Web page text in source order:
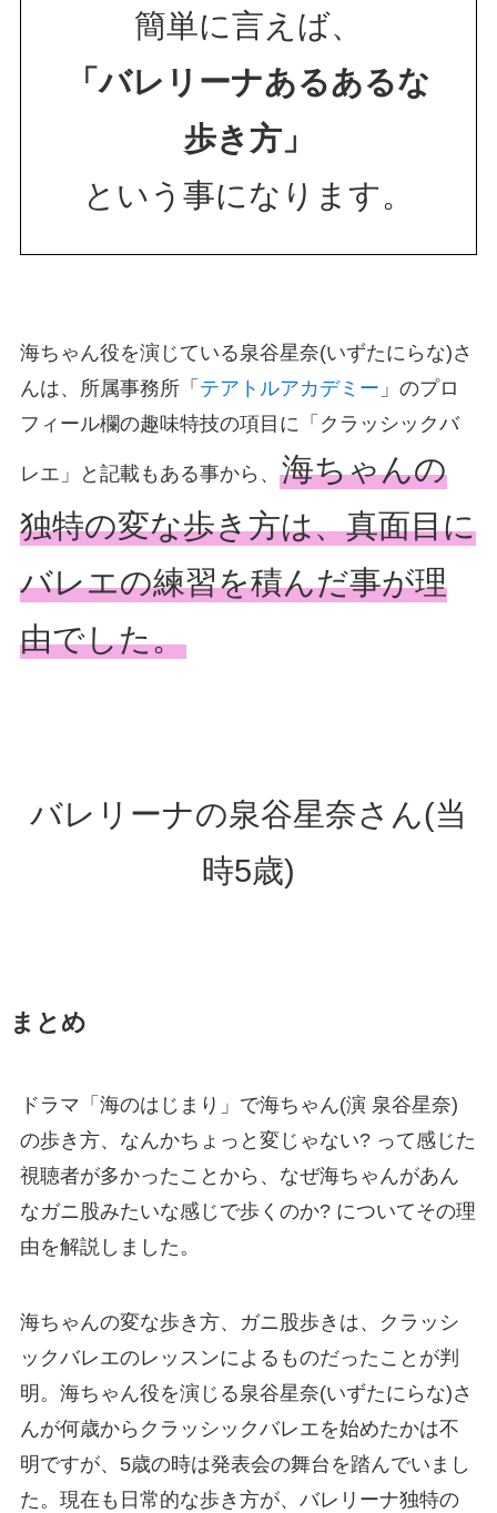
簡単に言えば、
「バレリーナあるあるな
歩き方」
という事になります。
海ちゃん役を演じている泉谷星奈(いずたにらな)さ
んは、所属事務所「 テアトルアカデミー 」のプロ
フィール欄の趣味特技の項目に「クラッシックバ
レエ」と記載もある事から、 海ちゃんの
独特の変な歩き方は、真面目に
バレエの練習を積んだ事が理
由でした。
バレリーナの泉谷星奈さん(当
時5歳)
まとめ
ドラマ「海のはじまり」で海ちゃん(演 泉谷星奈)
の歩き方、なんかちょっと変じゃない? って感じた
視聴者が多かったことから、なぜ海ちゃんがあん
なガニ股みたいな感じで歩くのか? についてその理
由を解説しました。
海ちゃんの変な歩き方、ガニ股歩きは、クラッシ
ックバレエのレッスンによるものだったことが判
明。海ちゃん役を演じる泉谷星奈(いずたにらな)さ
んが何歳からクラッシックバレエを始めたかは不
明ですが、5歳の時は発表会の舞台を踏んでいまし
た。現在も日常的な歩き方が、バレリーナ独特の